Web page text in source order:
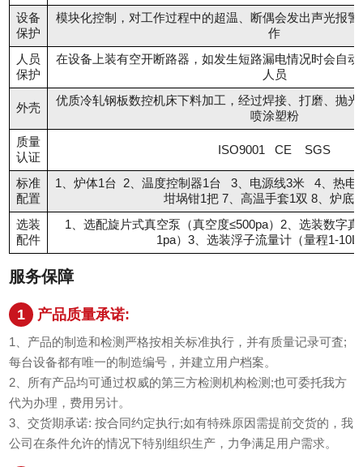
设备
保护
模块化控制，对工作过程中的超温、断偶会发出声光报
作
人员
保护
在设备上装有空开断路器，如发生短路漏电情况时会自
人员
外壳
优质冷轧钢板数控机床下料加工，经过焊接、打磨、抛
喷涂塑粉
质量
认证
ISO9001 CE SGS
标准
配置
1、炉体1台 2、温度控制器1台 3、电源线3米 4、热电
坩埚钳1把 7、高温手套1双 8、炉底
选装
配件
1、选配旋片式真空泵（真空度≤500pa）2、选装数字
1pa）3、选装浮子流量计（量程1-
服务保障
1 产品质量承诺:
1、产品的制造和检测严格按相关标准执行，并有质量记录可査;
每台设备都有唯一的制造编号，并建立用户档案。
2、所有产品均可通过权威的第三方检测机构检测;也可委托我方
代为办理，费用另计。
3、交货期承诺: 按合同约定执行;如有特殊原因需提前交货的，我
公司在条件允许的情况下特别组织生产，力争满足用户需求。